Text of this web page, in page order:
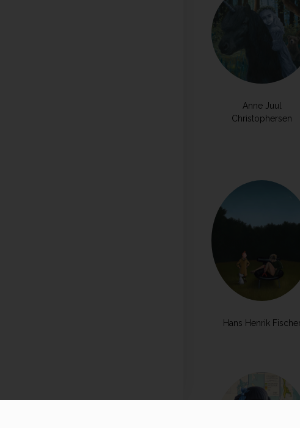
Anne Juul
Christophersen
Hans Henrik